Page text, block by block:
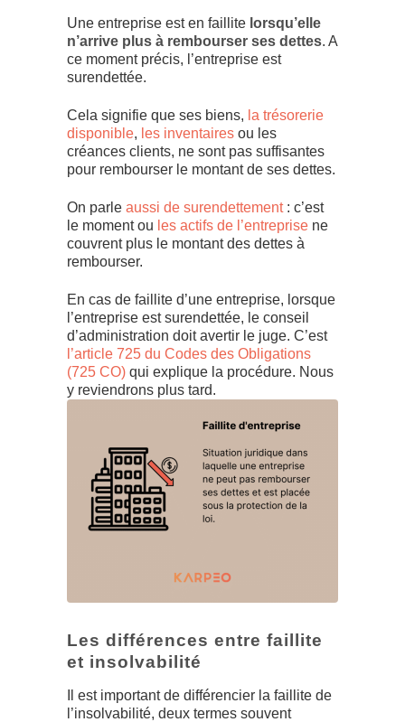
Une entreprise est en faillite lorsqu’elle
n’arrive plus à rembourser ses dettes. A
ce moment précis, l’entreprise est
surendettée.
Cela signifie que ses biens, la trésorerie
disponible, les inventaires ou les
créances clients, ne sont pas suffisantes
pour rembourser le montant de ses dettes.
On parle aussi de surendettement: c’est
le moment ou les actifs de l’entreprise ne
couvrent plus le montant des dettes à
rembourser.
En cas de faillite d’une entreprise, lorsque
l’entreprise est surendettée, le conseil
d’administration doit avertir le juge. C’est
l’article 725 du Codes des Obligations
(725 CO) qui explique la procédure. Nous
y reviendrons plus tard.
Les différences entre faillite
et insolvabilité
Il est important de différencier la faillite de
l’insolvabilité, deux termes souvent